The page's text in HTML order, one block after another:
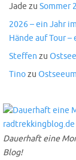
Jade zu Sommer
2026 – ein Jahr
Hände auf Tour
Steffen zu
Tinozu
Dauerhaft eine
Blog!